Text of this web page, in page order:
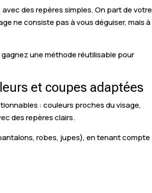
des repères simples. On part de votre
ne consiste pas à vous déguiser, mais à
une méthode réutilisable pour
et coupes adaptées
: couleurs proches du visage,
des repères clairs.
robes, jupes), en tenant compte